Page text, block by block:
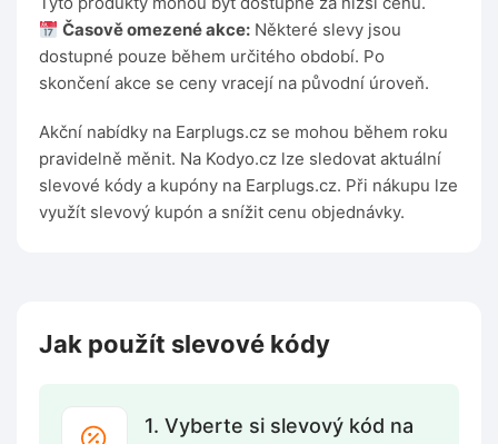
Časově omezené akce: Některé slevy jsou
dostupné pouze během určitého období. Po
skončení akce se ceny vracejí na původní úroveň.
Akční nabídky na Earplugs.cz se mohou během roku
pravidelně měnit. Na Kodyo.cz lze sledovat aktuální
slevové kódy a kupóny na Earplugs.cz. Při nákupu lze
využít slevový kupón a snížit cenu objednávky.
Jak použít slevové kódy
1. Vyberte si slevový kód na